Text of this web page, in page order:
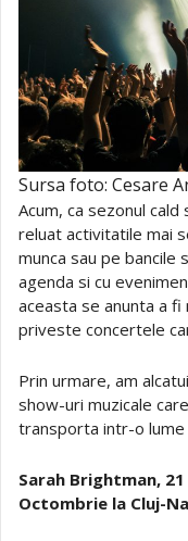
Sursa foto: Cesare
Acum, ca sezonul
reluat activitatile mai
munca sau pe bancile
agenda si cu
aceasta se anunta a
priveste concertele
Prin urmare, am
show-uri muzicale
transporta intr-o lume
Sarah Brightman,
Octombrie la Cluj-